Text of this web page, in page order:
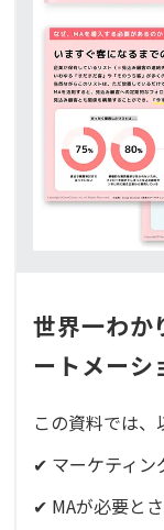
世界一わか
ートメーシ
この資料では、
✔ マーケティン
✔ MAが必要と